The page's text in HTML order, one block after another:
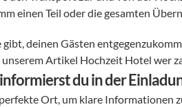
einen Teil oder die gesamten
gibt, deinen Gästen
Artikel Hochzeit Hotel wer
du in der
Ort, um klare Informationen